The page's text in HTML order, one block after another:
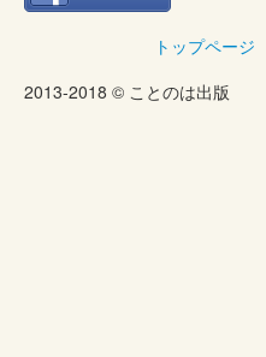
トップページ
2013-2018 © ことのは出版